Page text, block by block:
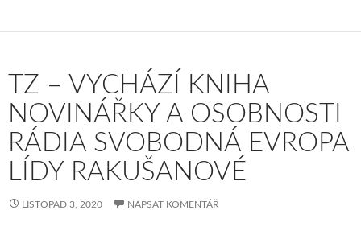
TZ – VYCHÁZÍ KNIHA
NOVINÁŘKY A OSOBNOSTI
RÁDIA SVOBODNÁ EVROPA
LÍDY RAKUŠANOVÉ
LISTOPAD 3, 2020 NAPSAT KOMENTÁŘ